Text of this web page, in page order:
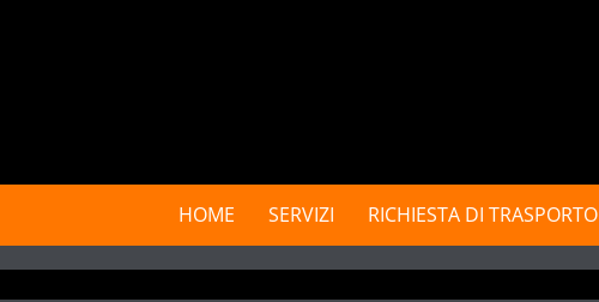
content
HOME SERVIZI RICHIESTA DI TRASPORTO